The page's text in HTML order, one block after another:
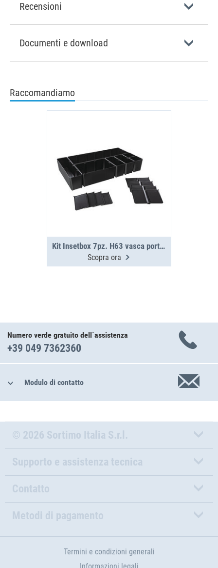
Recensioni
Documenti e download
Raccomandiamo
Kit Insetbox 7pz. H63 vasca portautens.
Scopra ora
Numero verde gratuito dell´assistenza
+39 049 7362360
Modulo di contatto
© 2026 Sortimo Italia S.r.l.
Supporto e assistenza tecnica
Contatto
Metodi di pagamento
Termini e condizioni generali